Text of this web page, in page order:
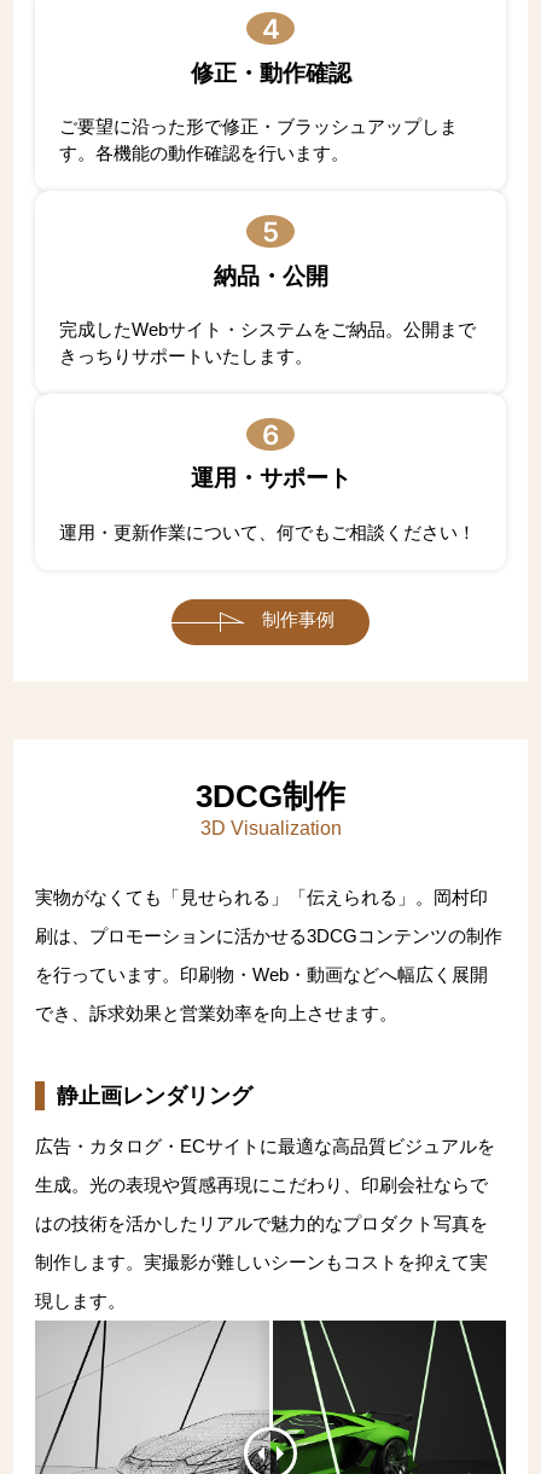
4
修正・動作確認
ご要望に沿った形で修正・ブラッシュアップしま
す。各機能の動作確認を行います。
5
納品・公開
完成したWebサイト・システムをご納品。公開まで
きっちりサポートいたします。
6
運用・サポート
運用・更新作業について、何でもご相談ください！
制作事例
3DCG制作
3D Visualization
実物がなくても「見せられる」「伝えられる」。岡村印
刷は、プロモーションに活かせる3DCGコンテンツの制作
を行っています。印刷物・Web・動画などへ幅広く展開
でき、訴求効果と営業効率を向上させます。
静止画レンダリング
広告・カタログ・ECサイトに最適な高品質ビジュアルを
生成。光の表現や質感再現にこだわり、印刷会社ならで
はの技術を活かしたリアルで魅力的なプロダクト写真を
制作します。実撮影が難しいシーンもコストを抑えて実
現します。